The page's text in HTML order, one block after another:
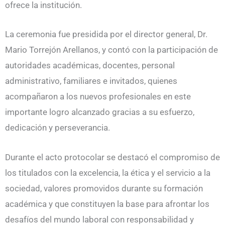
ofrece la institución.
La ceremonia fue presidida por el director general, Dr.
Mario Torrejón Arellanos, y contó con la participación de
autoridades académicas, docentes, personal
administrativo, familiares e invitados, quienes
acompañaron a los nuevos profesionales en este
importante logro alcanzado gracias a su esfuerzo,
dedicación y perseverancia.
Durante el acto protocolar se destacó el compromiso de
los titulados con la excelencia, la ética y el servicio a la
sociedad, valores promovidos durante su formación
académica y que constituyen la base para afrontar los
desafíos del mundo laboral con responsabilidad y